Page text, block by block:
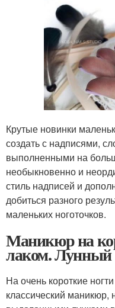
Крутые новинки
создать с надписями,
выполненными на
необыкновенно и
стиль надписей и
добиться разного
маленьких ноготочков.
Маникюр на
лаком. Лунный
На очень короткие
классический